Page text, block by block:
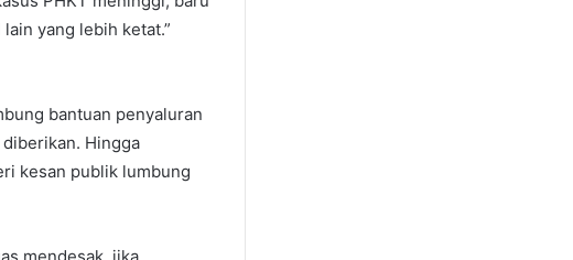
yang lebih ketat.”
bantuan penyaluran
Hingga
kesan publik lumbung
mendesak, jika